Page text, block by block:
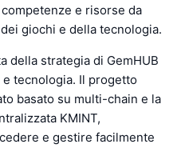
e risorse da
giochi e della tecnologia.
della strategia di GemHUB
tecnologia. Il progetto
basato su multi-chain e la
KMINT,
e gestire facilmente